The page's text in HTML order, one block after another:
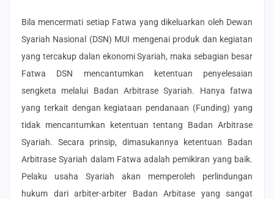
Bila mencermati setiap Fatwa yang dikeluarkan oleh Dewan
Syariah Nasional (DSN) MUI mengenai produk dan kegiatan
yang tercakup dalan ekonomi Syariah, maka sebagian besar
Fatwa DSN mencantumkan ketentuan penyelesaian
sengketa melalui Badan Arbitrase Syariah. Hanya fatwa
yang terkait dengan kegiataan pendanaan (Funding) yang
tidak mencantumkan ketentuan tentang Badan Arbitrase
Syariah. Secara prinsip, dimasukannya ketentuan Badan
Arbitrase Syariah dalam Fatwa adalah pemikiran yang baik.
Pelaku usaha Syariah akan memperoleh perlindungan
hukum dari arbiter-arbiter Badan Arbitase yang sangat